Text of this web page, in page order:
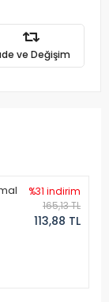
ve Değişim
%31 indirim
165,13 TL
113,88 TL